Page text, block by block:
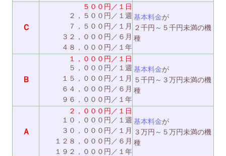
Ｃ
５００円／１日
２，５００円／１週
７，５００円／１月
３２，０００円／６月
４８，０００円／１年
基本料金が
２千円～５千円未満の機
種
Ｂ
１，０００円／１日
５，０００円／１週
１５，０００円／１月
６４，０００円／６月
９６，０００円／１年
基本料金が
５千円～３万円未満の機
種
Ａ
２，０００円／１日
１０，０００円／１週
３０，０００円／１月
１２８，０００円／６月
１９２，０００円／１年
基本料金が
３万円～５万円未満の機
種